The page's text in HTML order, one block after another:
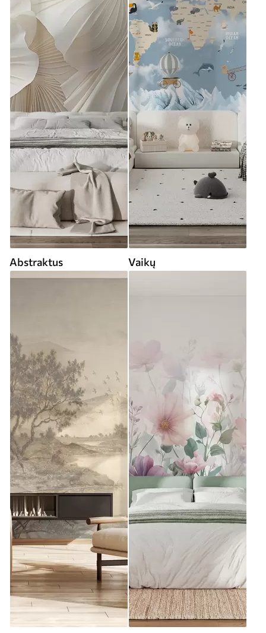
Abstraktus Vaikų